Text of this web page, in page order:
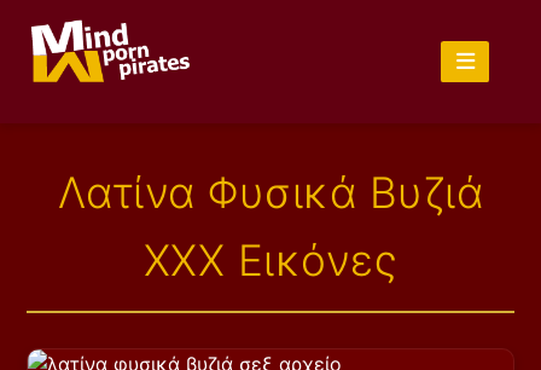
Λατίνα Φυσικά Βυζιά
XXX Εικόνες